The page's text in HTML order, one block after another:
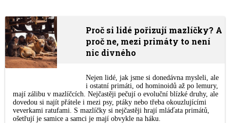
Proč si lidé pořizují mazlíčky? A
proč ne, mezi primáty to není
nic divného
Nejen lidé, jak jsme si donedávna mysleli, ale
i ostatní primáti, od hominoidů až po lemury,
mají zálibu v mazlíčcích. Nejčastěji pečují o evoluční blízké druhy, ale
dovedou si najít přátele i mezi psy, ptáky nebo třeba okouzlujícími
veverkami ratufami. S mazlíčky si nejčastěji hrají mláďata primátů,
ošetřují je samice a samci je mají obvykle na háku.